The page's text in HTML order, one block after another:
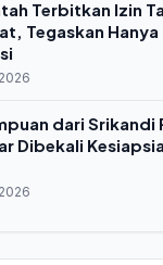
Terbitkan Izin
Tegaskan
dari Srikandi
Dibekali